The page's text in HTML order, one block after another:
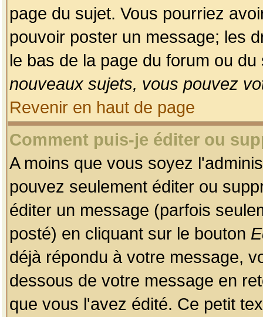
page du sujet. Vous pourriez
pouvoir poster un message; les
le bas de la page du forum ou
nouveaux sujets, vous pouvez
Revenir en haut de page
Comment puis-je éditer ou
A moins que vous soyez
pouvez seulement éditer ou
éditer un message (parfois
posté) en cliquant sur le bouton
déjà répondu à votre message,
dessous de votre message en
que vous l'avez édité. Ce petit